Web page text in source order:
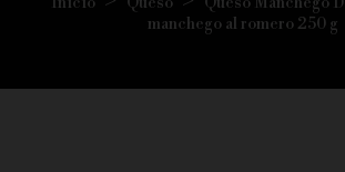
manchego al romero 250 g